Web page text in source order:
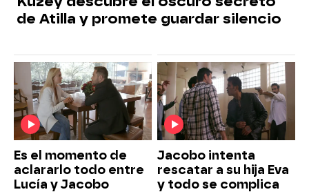
de Atilla y promete guardar silencio
Es el momento de
aclararlo todo entre
Lucía y Jacobo
Jacobo intenta
rescatar a su hija Eva
y todo se complica